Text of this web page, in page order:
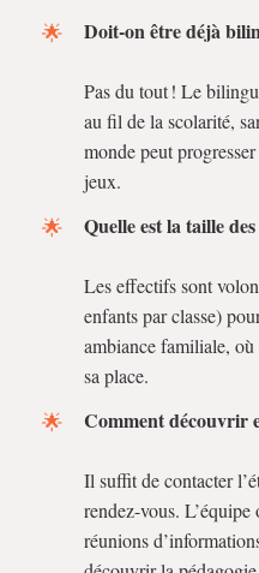
Doit-on être déjà
Pas du tout ! Le
au fil de la scolarité,
monde peut
jeux.
Quelle est la taille des
Les effectifs sont
enfants par classe)
ambiance familiale,
sa place.
Comment découvrir
Il suffit de contacter
rendez-vous.
réunions